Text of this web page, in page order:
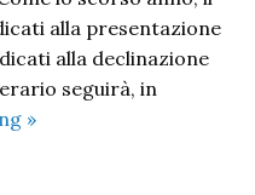
alla presentazione
alla declinazione
seguirà, in
I»